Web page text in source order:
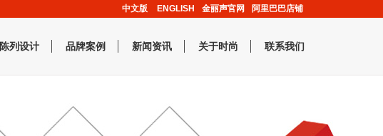
中文版 ENGLISH 金丽声官网 阿里巴巴店铺
陈列设计 品牌案例 新闻资讯 关于时尚 联系我们